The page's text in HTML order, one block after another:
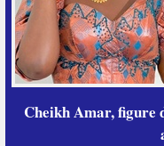
Cheikh Amar, figure